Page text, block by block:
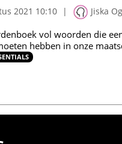
2021 10:10 | Jiska
vol woorden die
hebben in onze